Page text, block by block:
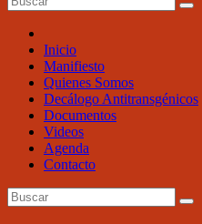
Inicio
Manifiesto
Quienes Somos
Decálogo Antitransgénicos
Documentos
Videos
Agenda
Contacto